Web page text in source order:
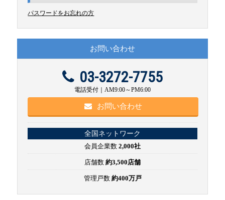
パスワードをお忘れの方
お問い合わせ
03-3272-7755
電話受付｜AM9:00～PM6:00
お問い合わせ
全国ネットワーク
会員企業数 2,000社
店舗数 約3,500店舗
管理戸数 約400万戸